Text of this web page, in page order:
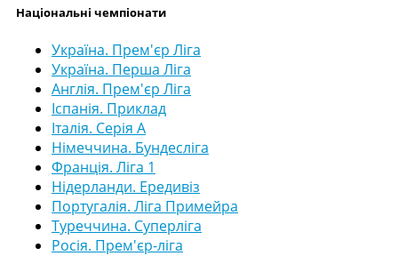
Національні чемпіонати
Україна. Прем'єр Ліга
Україна. Перша Ліга
Англія. Прем'єр Ліга
Іспанія. Приклад
Італія. Серія А
Німеччина. Бундесліга
Франція. Ліга 1
Нідерланди. Ередивіз
Португалія. Ліга Примейра
Туреччина. Суперліга
Росія. Прем'єр-ліга